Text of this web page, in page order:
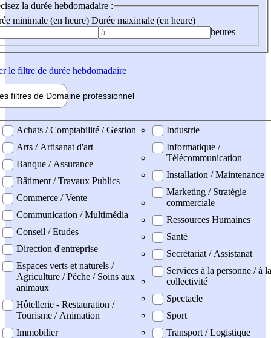
la durée hebdomadaire :
minimale (en heure) Durée maximale (en heure)
heures
le filtre de durée hebdomadaire
filtres de Domaine professionnel
professionel
Achats / Comptabilité / Gestion
Arts / Artisanat d'art
Banque / Assurance
Bâtiment / Travaux Publics
Commerce / Vente
Communication / Multimédia
Conseil / Etudes
Direction d'entreprise
Espaces verts et naturels /
Agriculture / Pêche / Soins aux
animaux
Hôtellerie - Restauration /
Tourisme / Animation
Immobilier
Industrie
Informatique /
Télécommunication
Installation / Maintenance
Marketing / Stratégie
commerciale
Ressources Humaines
Santé
Secrétariat / Assistanat
Services à la personne / à la
collectivité
Spectacle
Sport
Transport / Logistique